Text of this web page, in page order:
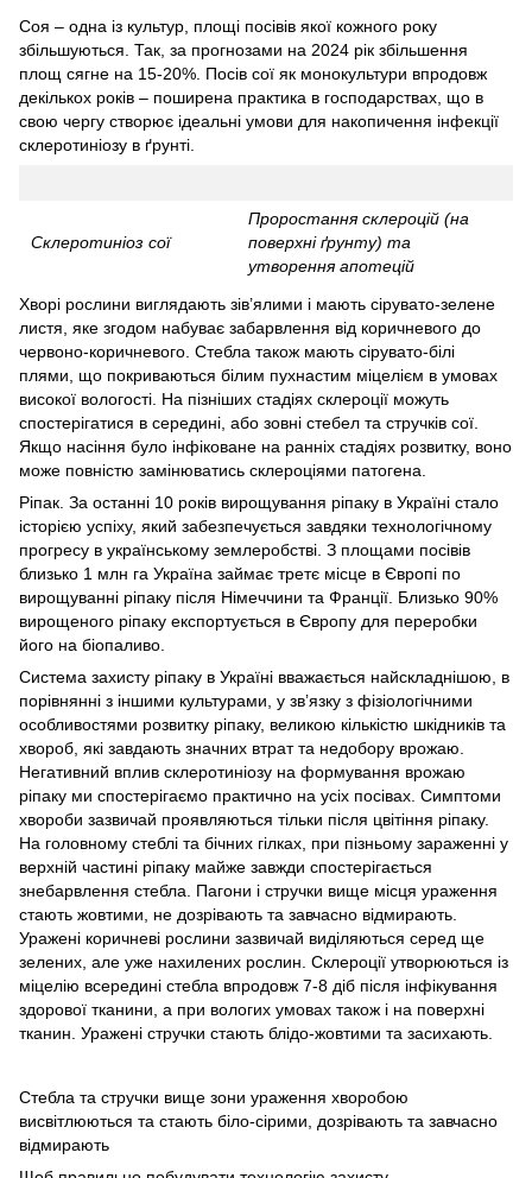
Соя – одна із культур, площі посівів якої кожного року
збільшуються. Так, за прогнозами на 2024 рік збільшення
площ сягне на 15-20%. Посів сої як монокультури впродовж
декількох років – поширена практика в господарствах, що в
свою чергу створює ідеальні умови для накопичення інфекції
склеротиніозу в ґрунті.
Склеротиніоз сої
Проростання склероцій (на
поверхні ґрунту) та
утворення апотецій
Хворі рослини виглядають зів’ялими і мають сірувато-зелене
листя, яке згодом набуває забарвлення від коричневого до
червоно-коричневого. Стебла також мають сірувато-білі
плями, що покриваються білим пухнастим міцелієм в умовах
високої вологості. На пізніших стадіях склероції можуть
спостерігатися в середині, або зовні стебел та стручків сої.
Якщо насіння було інфіковане на ранніх стадіях розвитку, воно
може повністю замінюватись склероціями патогена.
Ріпак. За останні 10 років вирощування ріпаку в Україні стало
історією успіху, який забезпечується завдяки технологічному
прогресу в українському землеробстві. З площами посівів
близько 1 млн га Україна займає третє місце в Європі по
вирощуванні ріпаку після Німеччини та Франції. Близько 90%
вирощеного ріпаку експортується в Європу для переробки
його на біопаливо.
Система захисту ріпаку в Україні вважається найскладнішою, в
порівнянні з іншими культурами, у зв’язку з фізіологічними
особливостями розвитку ріпаку, великою кількістю шкідників та
хвороб, які завдають значних втрат та недобору врожаю.
Негативний вплив склеротиніозу на формування врожаю
ріпаку ми спостерігаємо практично на усіх посівах. Симптоми
хвороби зазвичай проявляються тільки після цвітіння ріпаку.
На головному стеблі та бічних гілках, при пізньому зараженні у
верхній частині ріпаку майже завжди спостерігається
знебарвлення стебла. Пагони і стручки вище місця ураження
стають жовтими, не дозрівають та завчасно відмирають.
Уражені коричневі рослини зазвичай виділяються серед ще
зелених, але уже нахилених рослин. Склероції утворюються із
міцелію всередині стебла впродовж 7-8 діб після інфікування
здорової тканини, а при вологих умовах також і на поверхні
тканин. Уражені стручки стають блідо-жовтими та засихають.
Стебла та стручки вище зони ураження хворобою
висвітлюються та стають біло-сірими, дозрівають та завчасно
відмирають